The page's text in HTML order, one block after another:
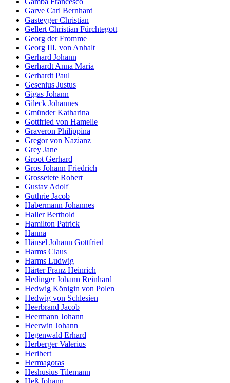
Garve Carl Bernhard
Gasteyger Christian
Gellert Christian Fürchtegott
Georg der Fromme
Georg III. von Anhalt
Gerhard Johann
Gerhardt Anna Maria
Gerhardt Paul
Gesenius Justus
Gigas Johann
Gileck Johannes
Gmünder Katharina
Gottfried von Hamelle
Graveron Philippina
Gregor von Nazianz
Grey Jane
Groot Gerhard
Gros Johann Friedrich
Grossetete Robert
Gustav Adolf
Guthrie Jacob
Habermann Johannes
Haller Berthold
Hamilton Patrick
Hanna
Hänsel Johann Gottfried
Harms Claus
Harms Ludwig
Härter Franz Heinrich
Hedinger Johann Reinhard
Hedwig Königin von Polen
Hedwig von Schlesien
Heerbrand Jacob
Heermann Johann
Heerwin Johann
Hegenwald Erhard
Herberger Valerius
Heribert
Hermagoras
Heshusius Tilemann